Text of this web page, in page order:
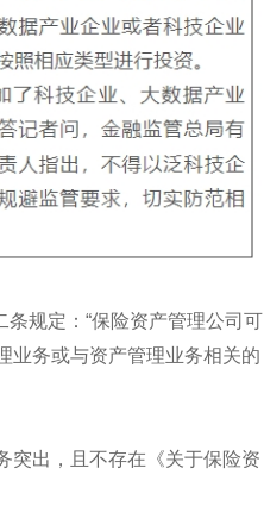
规定：“保险资产管理公司可
业务或与资产管理业务相关的
突出，且不存在《关于保险资